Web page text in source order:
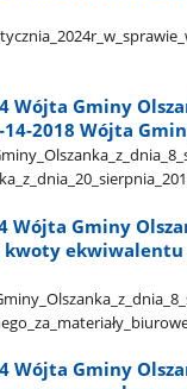
Wójta Gminy
2018 Wójta
Wójta Gminy
Wójta Gminy